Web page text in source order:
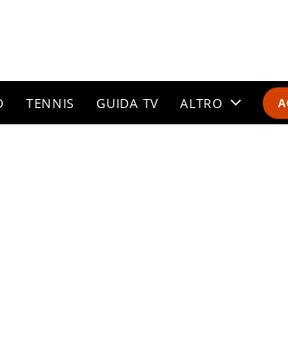
TENNIS GUIDA TV ALTRO